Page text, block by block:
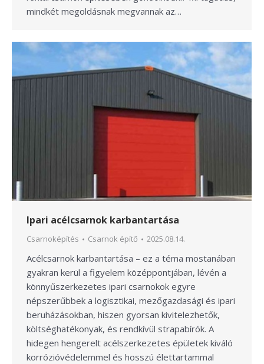
mindkét megoldásnak megvannak az…
Ipari acélcsarnok karbantartása
Csarnoképítés Csarnok építő 2025.08.14.
Acélcsarnok karbantartása – ez a téma mostanában
gyakran kerül a figyelem középpontjában, lévén a
könnyűszerkezetes ipari csarnokok egyre
népszerűbbek a logisztikai, mezőgazdasági és ipari
beruházásokban, hiszen gyorsan kivitelezhetők,
költséghatékonyak, és rendkívül strapabírók. A
hidegen hengerelt acélszerkezetes épületek kiváló
korrózióvédelemmel és hosszú élettartammal